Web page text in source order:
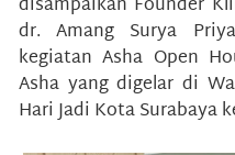
dr. Amang Surya
kegiatan Asha Open
Asha yang digelar di
Hari Jadi Kota Surabaya